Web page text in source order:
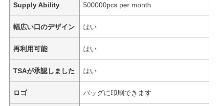
Supply Ability 500000pcs per month
幅広い口のデザイン はい
再利用可能 はい
TSAが承認しました はい
ロゴ バッグに印刷できます